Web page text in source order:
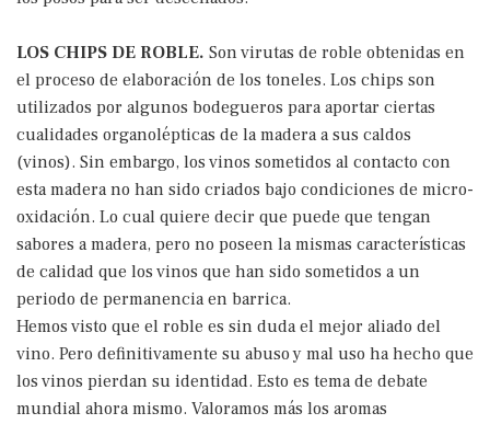
LOS CHIPS DE ROBLE. Son virutas de roble obtenidas en
el proceso de elaboración de los toneles. Los chips son
utilizados por algunos bodegueros para aportar ciertas
cualidades organolépticas de la madera a sus caldos
(vinos). Sin embargo, los vinos sometidos al contacto con
esta madera no han sido criados bajo condiciones de micro-
oxidación. Lo cual quiere decir que puede que tengan
sabores a madera, pero no poseen la mismas características
de calidad que los vinos que han sido sometidos a un
periodo de permanencia en barrica.
Hemos visto que el roble es sin duda el mejor aliado del
vino. Pero definitivamente su abuso y mal uso ha hecho que
los vinos pierdan su identidad. Esto es tema de debate
mundial ahora mismo. Valoramos más los aromas